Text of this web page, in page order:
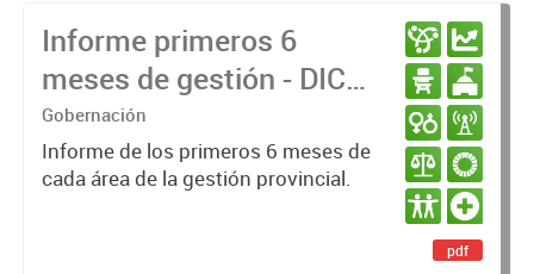
Informe primeros 6
meses de gestión - DIC
23 / JUN 24
Gobernación
Informe de los primeros 6 meses de
cada área de la gestión provincial.
pdf